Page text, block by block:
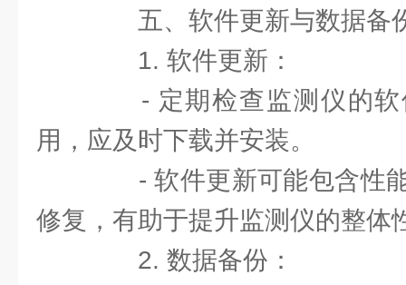
五、软件更新与数据备
1. 软件更新：
- 定期检查监测仪的软
用，应及时下载并安装。
- 软件更新可能包含性能
修复，有助于提升监测仪的整体
2. 数据备份：